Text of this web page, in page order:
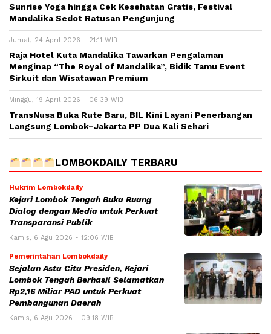
Sunrise Yoga hingga Cek Kesehatan Gratis, Festival
Mandalika Sedot Ratusan Pengunjung
Jumat, 24 April 2026 - 21:11 WIB
Raja Hotel Kuta Mandalika Tawarkan Pengalaman
Menginap “The Royal of Mandalika”, Bidik Tamu Event
Sirkuit dan Wisatawan Premium
Minggu, 19 April 2026 - 06:39 WIB
TransNusa Buka Rute Baru, BIL Kini Layani Penerbangan
Langsung Lombok–Jakarta PP Dua Kali Sehari
LOMBOKDAILY TERBARU
Hukrim Lombokdaily
Kejari Lombok Tengah Buka Ruang
Dialog dengan Media untuk Perkuat
Transparansi Publik
Kamis, 6 Agu 2026 - 12:06 WIB
Pemerintahan Lombokdaily
Sejalan Asta Cita Presiden, Kejari
Lombok Tengah Berhasil Selamatkan
Rp2,16 Miliar PAD untuk Perkuat
Pembangunan Daerah
Kamis, 6 Agu 2026 - 09:18 WIB